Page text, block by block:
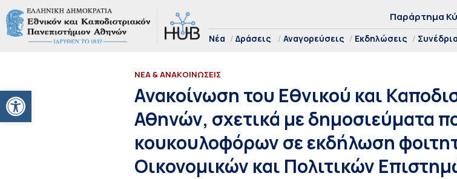
Ανοίξτε τη γραμμή εργαλείων
Παράρτημα
Νέα Δράσεις Αναγορεύσεις Εκδηλώσεις Συνέδρια
ΝΕΑ & ΑΝΑΚΟΙΝΩΣΕΙΣ
Ανακοίνωση του Εθνικού και
Αθηνών, σχετικά με δημοσιεύματα
κουκουλοφόρων σε εκδήλωση
Οικονομικών και Πολιτικών